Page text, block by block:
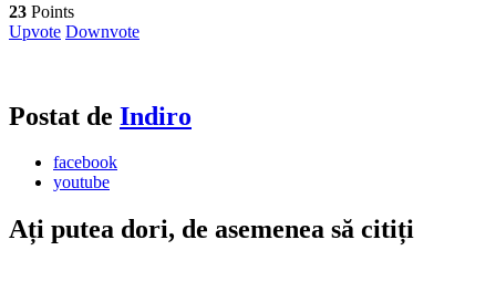
23 Points
Upvote Downvote
Postat de Indiro
facebook
youtube
Ați putea dori, de asemenea să citiți